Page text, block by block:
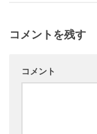
コメントを残す
コメント